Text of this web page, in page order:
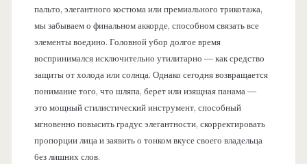
пальто, элегантного костюма или премиального трикотажа,
мы забываем о финальном аккорде, способном связать все
элементы воедино. Головной убор долгое время
воспринимался исключительно утилитарно — как средство
защиты от холода или солнца. Однако сегодня возвращается
понимание того, что шляпа, берет или изящная панама —
это мощный стилистический инструмент, способный
мгновенно повысить градус элегантности, скорректировать
пропорции лица и заявить о тонком вкусе своего владельца
без лишних слов.